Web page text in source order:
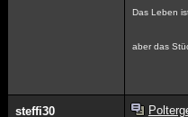
Das Leben
aber das
steffi30